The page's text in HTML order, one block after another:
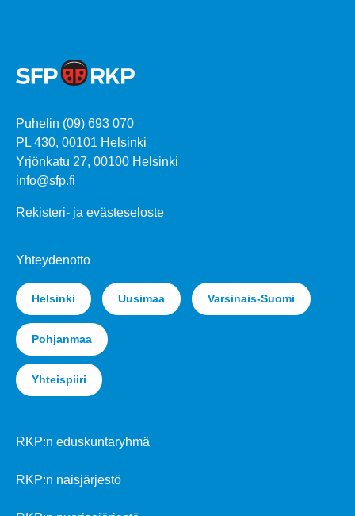
Puhelin (09) 693 070
PL 430, 00101 Helsinki
Yrjönkatu 27, 00100 Helsinki
info@sfp.fi
Rekisteri- ja evästeseloste
Yhteydenotto
Helsinki Uusimaa Varsinais-Suomi
Pohjanmaa
Yhteispiiri
RKP:n eduskuntaryhmä
RKP:n naisjärjestö